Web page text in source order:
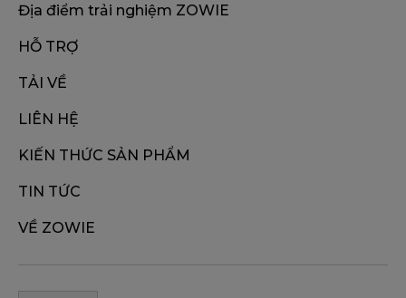
Địa điểm trải nghiệm ZOWIE
HỖ TRỢ
TẢI VỀ
LIÊN HỆ
KIẾN THỨC SẢN PHẨM
TIN TỨC
VỀ ZOWIE